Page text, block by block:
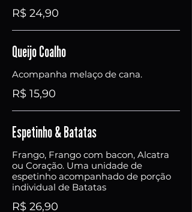
R$ 24,90
Queijo Coalho
Acompanha melaço de cana.
R$ 15,90
Espetinho & Batatas
Frango, Frango com bacon, Alcatra
ou Coração. Uma unidade de
espetinho acompanhado de porção
individual de Batatas
R$ 26,90